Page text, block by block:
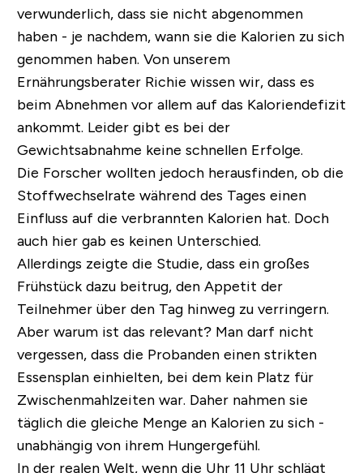
verwunderlich, dass sie nicht abgenommen
haben - je nachdem, wann sie die Kalorien zu sich
genommen haben. Von unserem
Ernährungsberater Richie wissen wir, dass es
beim Abnehmen vor allem auf das Kaloriendefizit
ankommt. Leider gibt es bei der
Gewichtsabnahme keine schnellen Erfolge.
Die Forscher wollten jedoch herausfinden, ob die
Stoffwechselrate während des Tages einen
Einfluss auf die verbrannten Kalorien hat. Doch
auch hier gab es keinen Unterschied.
Allerdings zeigte die Studie, dass ein großes
Frühstück dazu beitrug, den Appetit der
Teilnehmer über den Tag hinweg zu verringern.
Aber warum ist das relevant? Man darf nicht
vergessen, dass die Probanden einen strikten
Essensplan einhielten, bei dem kein Platz für
Zwischenmahlzeiten war. Daher nahmen sie
täglich die gleiche Menge an Kalorien zu sich -
unabhängig von ihrem Hungergefühl.
In der realen Welt, wenn die Uhr 11 Uhr schlägt